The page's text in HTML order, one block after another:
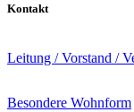
Kontakt
Leitung / Vorstand /
Besondere Wohnform